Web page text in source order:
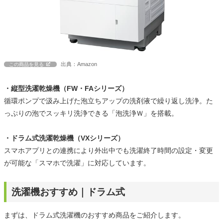
この商品を見る 出典：Amazon
・縦型洗濯乾燥機（FW・FAシリーズ）
循環ポンプで汲み上げた泡立ちアップの洗剤液で繰り返し洗浄。た
っぷりの泡でスッキリ洗浄できる「泡洗浄Ｗ」を搭載。
・ドラム式洗濯乾燥機（VXシリーズ）
スマホアプリとの連携により外出中でも洗濯終了時間の設定・変更
が可能な「スマホで洗濯」に対応しています。
洗濯機おすすめ｜ドラム式
まずは、ドラム式洗濯機のおすすめ商品をご紹介します。